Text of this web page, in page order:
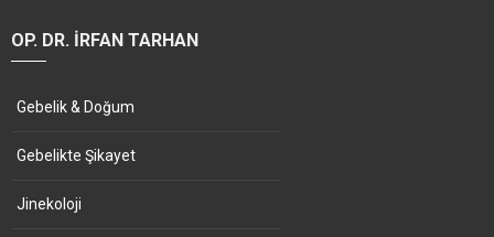
OP. DR. İRFAN TARHAN
Gebelik & Doğum
Gebelikte Şikayet
Jinekoloji